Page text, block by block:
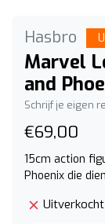
Hasbro
Marvel
and
Schrijf je eigen
€69,00
15cm action
Phoenix die
Uitverkocht